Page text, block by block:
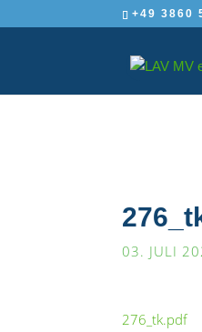
+49 3860
03. JULI
276_tk.pdf